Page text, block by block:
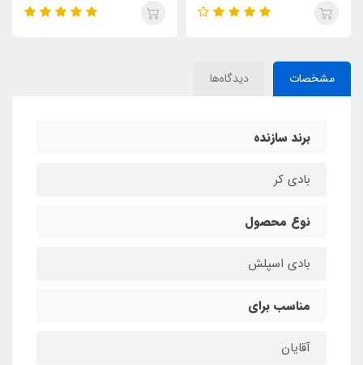
مشخصات دیدگاه‌ها
برند سازنده
بادی کر
نوع محصول
بادی اسپلش
مناسب برای
آقایان